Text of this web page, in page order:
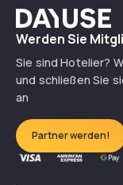
Dayuse
Werden Sie
Sie sind Hotelier?
und schließen Sie
an
Partner werden!